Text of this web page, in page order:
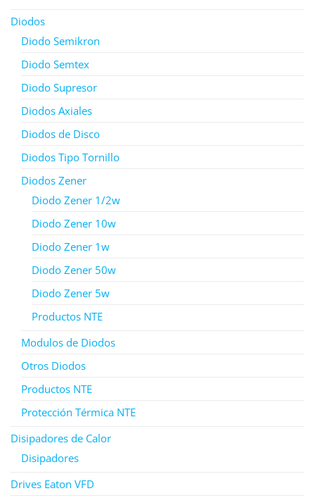
Diodos
Diodo Semikron
Diodo Semtex
Diodo Supresor
Diodos Axiales
Diodos de Disco
Diodos Tipo Tornillo
Diodos Zener
Diodo Zener 1/2w
Diodo Zener 10w
Diodo Zener 1w
Diodo Zener 50w
Diodo Zener 5w
Productos NTE
Modulos de Diodos
Otros Diodos
Productos NTE
Protección Térmica NTE
Disipadores de Calor
Disipadores
Drives Eaton VFD